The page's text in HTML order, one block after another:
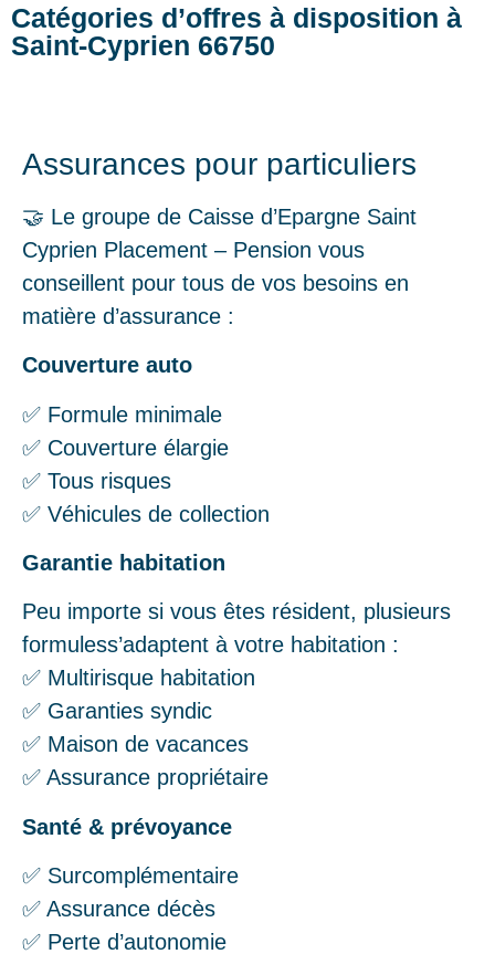
Catégories d’offres à disposition à
Saint-Cyprien 66750
Assurances pour particuliers
🤝 Le groupe de Caisse d’Epargne Saint
Cyprien Placement – Pension vous
conseillent pour tous de vos besoins en
matière d’assurance :
Couverture auto
✅ Formule minimale
✅ Couverture élargie
✅ Tous risques
✅ Véhicules de collection
Garantie habitation
Peu importe si vous êtes résident, plusieurs
formuless’adaptent à votre habitation :
✅ Multirisque habitation
✅ Garanties syndic
✅ Maison de vacances
✅ Assurance propriétaire
Santé & prévoyance
✅ Surcomplémentaire
✅ Assurance décès
✅ Perte d’autonomie